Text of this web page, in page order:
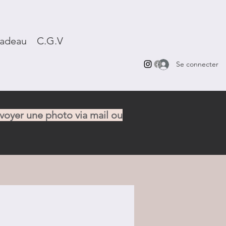
Se connecter
C.G.V
une photo via mail ou